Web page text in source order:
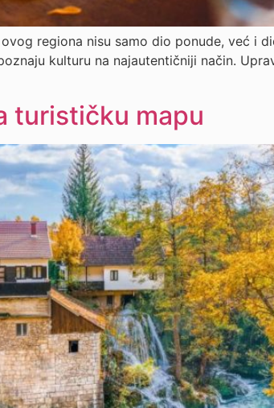
regiona nisu samo dio ponude, već i
kulturu na najautentičniji način.
turističku mapu